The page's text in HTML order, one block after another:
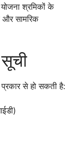
श्रमिकों के
और सामरिक
से हो सकती है: